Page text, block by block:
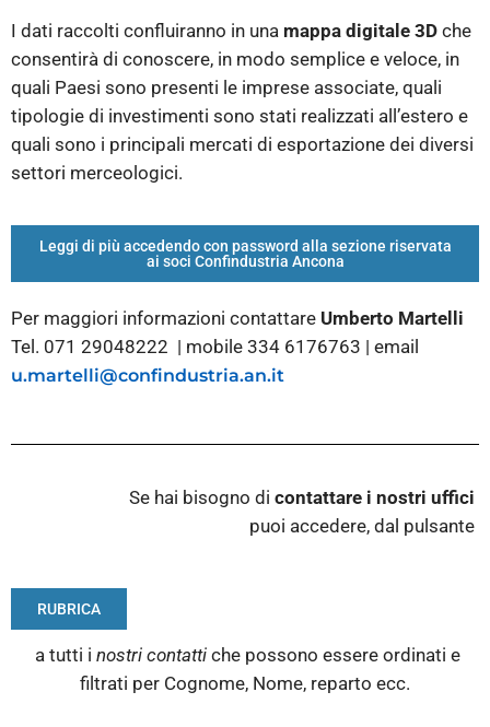
I dati raccolti confluiranno in una mappa digitale 3D che
consentirà di conoscere, in modo semplice e veloce, in
quali Paesi sono presenti le imprese associate, quali
tipologie di investimenti sono stati realizzati all’estero e
quali sono i principali mercati di esportazione dei diversi
settori merceologici.
Leggi di più accedendo con password alla sezione riservata
ai soci Confindustria Ancona
Per maggiori informazioni contattare Umberto Martelli
Tel. 071 29048222 | mobile 334 6176763 | email
u.martelli@confindustria.an.it
Se hai bisogno di contattare i nostri uffici
puoi accedere, dal pulsante
RUBRICA
a tutti i nostri contatti che possono essere ordinati e
filtrati per Cognome, Nome, reparto ecc.